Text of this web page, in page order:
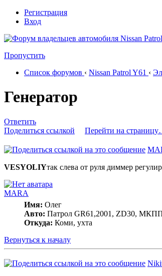
Регистрация
Вход
Пропустить
Список форумов ‹ Nissan Patrol Y61 ‹
Генератор
Ответить
Поделиться ссылкой
Перейти на
VESYOLIYтак слева от руля диммер
MARA
Имя: Олег
Авто: Патрол GR61,2001, ZD30,
Откуда: Коми, ухта
Вернуться к началу